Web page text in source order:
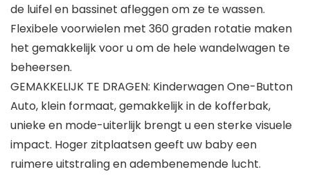
de luifel en bassinet afleggen om ze te wassen.
Flexibele voorwielen met 360 graden rotatie maken
het gemakkelijk voor u om de hele wandelwagen te
beheersen.
GEMAKKELIJK TE DRAGEN: Kinderwagen One-Button
Auto, klein formaat, gemakkelijk in de kofferbak,
unieke en mode-uiterlijk brengt u een sterke visuele
impact. Hoger zitplaatsen geeft uw baby een
ruimere uitstraling en adembenemende lucht.